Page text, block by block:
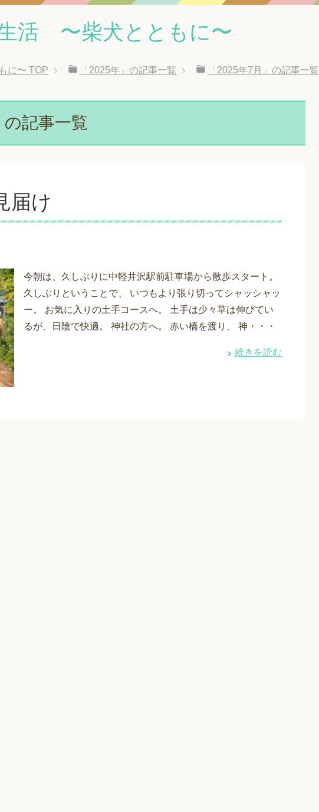
活 〜柴犬とともに〜
に〜 TOP 「2025年」の記事一覧 「2025年7月」の記事一覧
の記事一覧
届け
今朝は、久しぶりに中軽井沢駅前駐車場から散歩スタート。
久しぶりということで、 いつもより張り切ってシャッシャッ
ー。 お気に入りの土手コースへ。 土手は少々草は伸びてい
るが、日陰で快適。 神社の方へ。 赤い橋を渡り、 神・・・
続きを読む